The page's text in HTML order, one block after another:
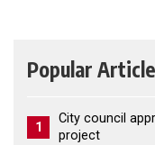
Popular
1
City council
project